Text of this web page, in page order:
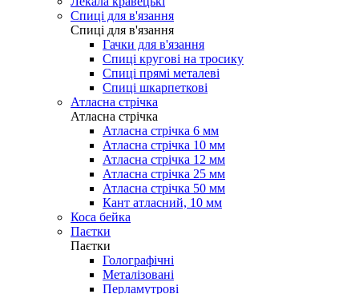
Cпиці для в'язання
Cпиці для в'язання
Гачки для в'язання
Спиці кругові на тросику
Спиці прямі металеві
Спиці шкарпеткові
Атласна стрічка
Атласна стрічка
Атласна стрічка 6 мм
Атласна стрічка 10 мм
Атласна стрічка 12 мм
Атласна стрічка 25 мм
Атласна стрічка 50 мм
Кант атласний, 10 мм
Коса бейка
Паєтки
Паєтки
Голографічні
Металізовані
Перламутрові